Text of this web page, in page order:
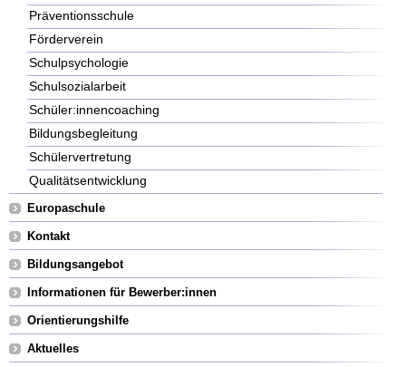
Präventionsschule
Förderverein
Schulpsychologie
Schulsozialarbeit
Schüler:innencoaching
Bildungsbegleitung
Schülervertretung
Qualitätsentwicklung
Europaschule
Kontakt
Bildungsangebot
Informationen für Bewerber:innen
Orientierungshilfe
Aktuelles